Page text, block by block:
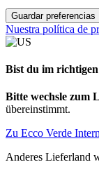
Guardar preferencias
Nuestra política de
Bist du im richtigen
Bitte wechsle zum
übereinstimmt.
Zu Ecco Verde
Anderes Lieferland